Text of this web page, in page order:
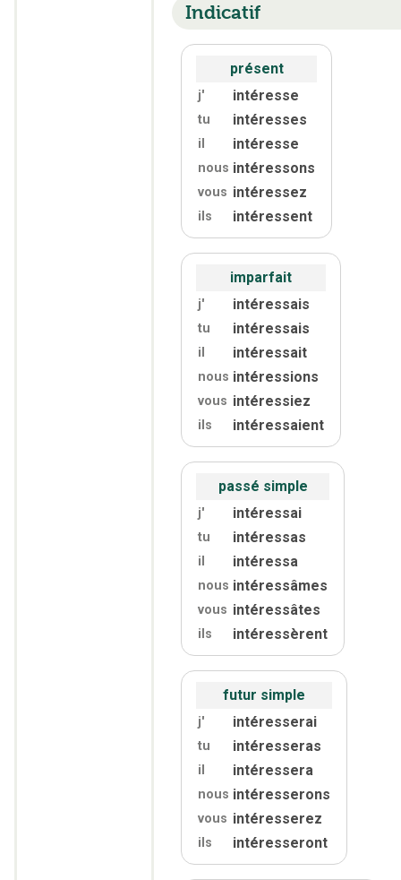
Indicatif
présent
j' intéresse
tu intéresses
il intéresse
nous intéressons
vous intéressez
ils intéressent
imparfait
j' intéressais
tu intéressais
il intéressait
nous intéressions
vous intéressiez
ils intéressaient
passé simple
j' intéressai
tu intéressas
il intéressa
nous intéressâmes
vous intéressâtes
ils intéressèrent
futur simple
j' intéresserai
tu intéresseras
il intéressera
nous intéresserons
vous intéresserez
ils intéresseront